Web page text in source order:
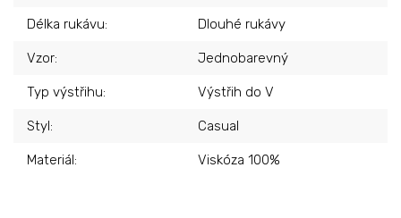
Délka rukávu: Dlouhé rukávy
Vzor: Jednobarevný
Typ výstřihu: Výstřih do V
Styl: Casual
Materiál: Viskóza 100%